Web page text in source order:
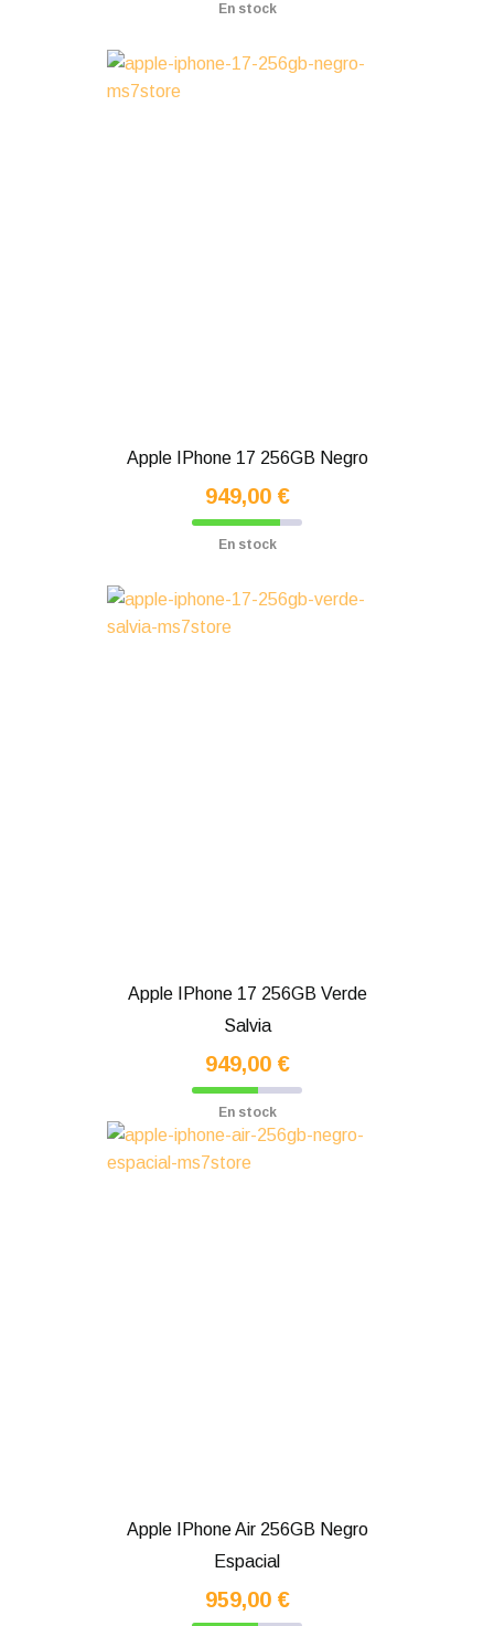
En stock
Apple IPhone 17 256GB Negro
949,00 €
En stock
Apple IPhone 17 256GB Verde
Salvia
949,00 €
En stock
Apple IPhone Air 256GB Negro
Espacial
959,00 €